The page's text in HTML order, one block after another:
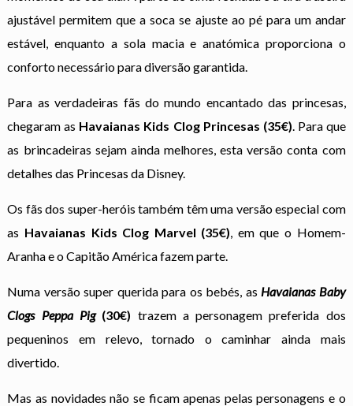
ajustável permitem que a soca se ajuste ao pé para um andar
estável, enquanto a sola macia e anatómica proporciona o
conforto necessário para diversão garantida.
Para as verdadeiras fãs do mundo encantado das princesas,
chegaram as Havaianas Kids Clog Princesas (35€). Para que
as brincadeiras sejam ainda melhores, esta versão conta com
detalhes das Princesas da Disney.
Os fãs dos super-heróis também têm uma versão especial com
as Havaianas Kids Clog Marvel (35€), em que o Homem-
Aranha e o Capitão América fazem parte.
Numa versão super querida para os bebés, as Havaianas Baby
Clogs Peppa Pig (30€) trazem a personagem preferida dos
pequeninos em relevo, tornado o caminhar ainda mais
divertido.
Mas as novidades não se ficam apenas pelas personagens e o